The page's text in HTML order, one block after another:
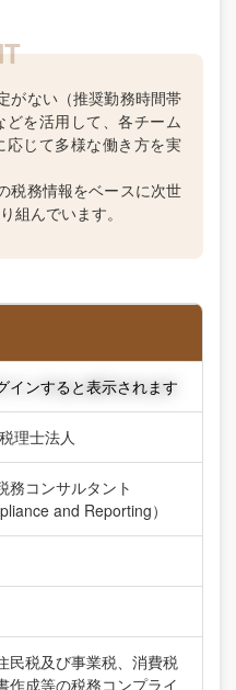
がない（推奨勤務時間帯
を活用して、各チーム
応じて多様な働き方を実
税務情報をベースに次世
組んでいます。
インすると表示されます
理士法人
務コンサルタント
and Reporting）
民税及び事業税、消費税
作成等の税務コンプライ